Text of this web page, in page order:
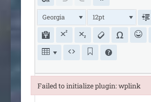
Georgia 12pt
Failed to initialize plugin: wplink
Failed to initialize plugin: wplink